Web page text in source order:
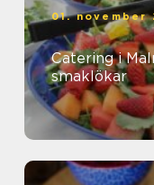
01. november
Catering i
smaklökar